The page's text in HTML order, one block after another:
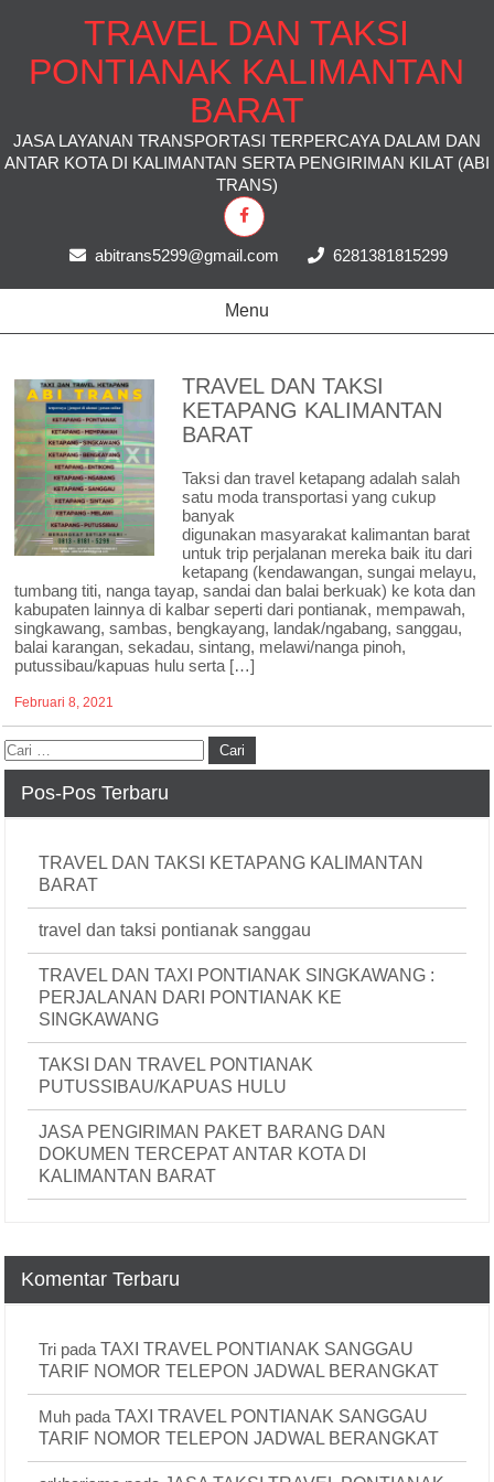
TRAVEL DAN TAKSI
PONTIANAK KALIMANTAN
BARAT
JASA LAYANAN TRANSPORTASI TERPERCAYA DALAM DAN
ANTAR KOTA DI KALIMANTAN SERTA PENGIRIMAN KILAT (ABI
TRANS)
abitrans5299@gmail.com 6281381815299
Menu
TRAVEL DAN TAKSI
KETAPANG KALIMANTAN
BARAT
Taksi dan travel ketapang adalah salah
satu moda transportasi yang cukup
banyak
digunakan masyarakat kalimantan barat
untuk trip perjalanan mereka baik itu dari
ketapang (kendawangan, sungai melayu,
tumbang titi, nanga tayap, sandai dan balai berkuak) ke kota dan
kabupaten lainnya di kalbar seperti dari pontianak, mempawah,
singkawang, sambas, bengkayang, landak/ngabang, sanggau,
balai karangan, sekadau, sintang, melawi/nanga pinoh,
putussibau/kapuas hulu serta […]
Februari 8, 2021
Pos-Pos Terbaru
TRAVEL DAN TAKSI KETAPANG KALIMANTAN
BARAT
travel dan taksi pontianak sanggau
TRAVEL DAN TAXI PONTIANAK SINGKAWANG :
PERJALANAN DARI PONTIANAK KE
SINGKAWANG
TAKSI DAN TRAVEL PONTIANAK
PUTUSSIBAU/KAPUAS HULU
JASA PENGIRIMAN PAKET BARANG DAN
DOKUMEN TERCEPAT ANTAR KOTA DI
KALIMANTAN BARAT
Komentar Terbaru
Tri padaTAXI TRAVEL PONTIANAK SANGGAU
TARIF NOMOR TELEPON JADWAL BERANGKAT
Muh padaTAXI TRAVEL PONTIANAK SANGGAU
TARIF NOMOR TELEPON JADWAL BERANGKAT